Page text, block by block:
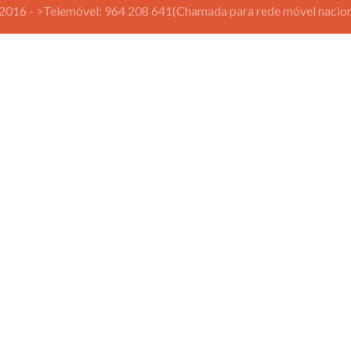
- >Telemóvel: 964 208 641(Chamada para rede móvel